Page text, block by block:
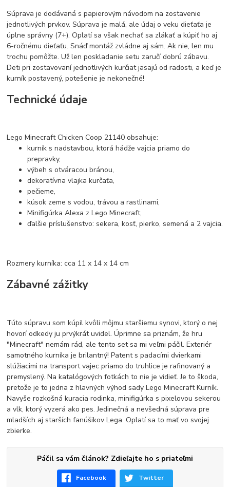
Súprava je dodávaná s papierovým návodom na zostavenie
jednotlivých prvkov. Súprava je malá, ale údaj o veku dieťaťa je
úplne správny (7+). Oplatí sa však nechať sa zlákať a kúpiť ho aj
6-ročnému dieťaťu. Snáď montáž zvládne aj sám. Ak nie, len mu
trochu pomôžte. Už len poskladanie setu zaručí dobrú zábavu.
Deti pri zostavovaní jednotlivých kurčiat jasajú od radosti, a keď je
kurník postavený, potešenie je nekonečné!
Technické údaje
Lego Minecraft Chicken Coop 21140 obsahuje:
kurník s nadstavbou, ktorá hádže vajcia priamo do
prepravky,
výbeh s otváracou bránou,
dekoratívna vlajka kurčaťa,
pečieme,
kúsok zeme s vodou, trávou a rastlinami,
Minifigúrka Alexa z Lego Minecraft,
ďalšie príslušenstvo: sekera, kosť, pierko, semená a 2 vajcia.
Rozmery kurníka: cca 11 x 14 x 14 cm
Zábavné zážitky
Túto súpravu som kúpil kvôli môjmu staršiemu synovi, ktorý o nej
hovorí odkedy ju prvýkrát uvidel. Úprimne sa priznám, že hru
"Minecraft" nemám rád, ale tento set sa mi veľmi páčil. Exteriér
samotného kurníka je brilantný! Patent s padacími dvierkami
slúžiacimi na transport vajec priamo do truhlice je rafinovaný a
premyslený. Na katalógových fotkách to nie je vidieť. Je to škoda,
pretože je to jedna z hlavných výhod sady Lego Minecraft Kurník.
Navyše rozkošná kuracia rodinka, minifigúrka s pixelovou sekerou
a vlk, ktorý vyzerá ako pes. Jedinečná a nevšedná súprava pre
mladších aj starších fanúšikov Lega. Oplatí sa to mať vo svojej
zbierke.
Páčil sa vám článok? Zdieľajte ho s priateľmi
Facebook Twitter